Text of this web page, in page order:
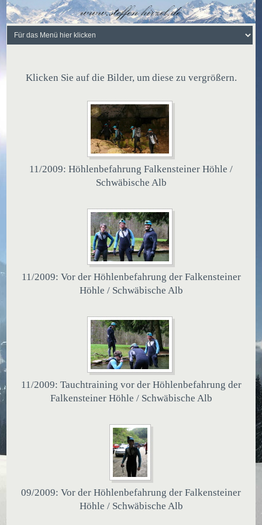
Klicken Sie auf die Bilder, um diese zu vergrößern.
11/2009: Höhlenbefahrung Falkensteiner Höhle /
Schwäbische Alb
11/2009: Vor der Höhlenbefahrung der Falkensteiner
Höhle / Schwäbische Alb
11/2009: Tauchtraining vor der Höhlenbefahrung der
Falkensteiner Höhle / Schwäbische Alb
09/2009: Vor der Höhlenbefahrung der Falkensteiner
Höhle / Schwäbische Alb